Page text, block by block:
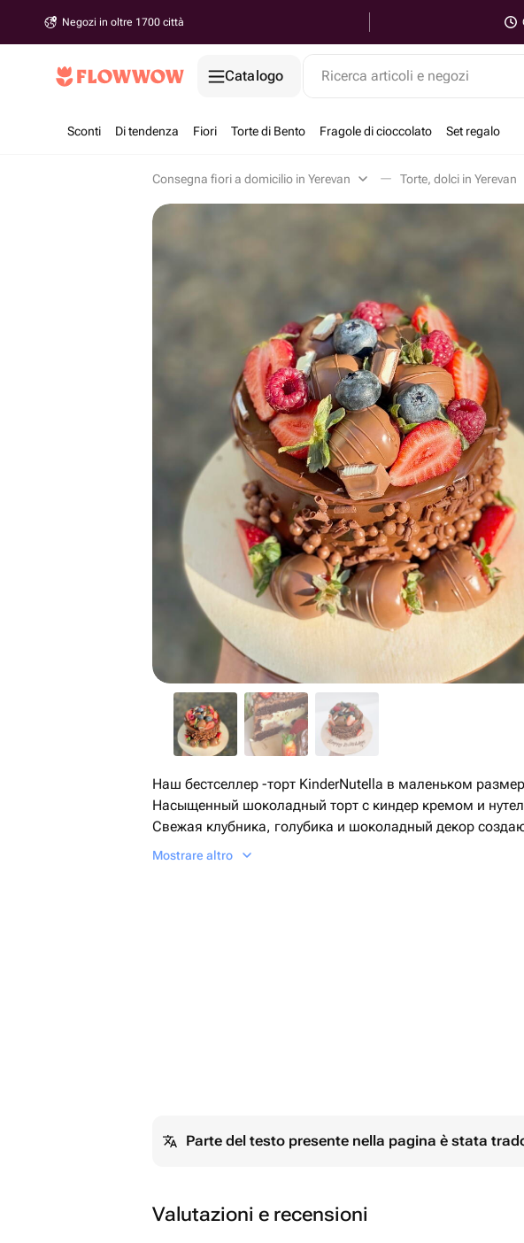
Negozi in oltre 1700 città
Catalogo Ricerca articoli e negozi
Sconti Di tendenza Fiori Torte di Bento Fragole di cioccolato Set regalo
Consegna fiori a domicilio in Yerevan Torte, dolci in Yerevan
Наш бестселлер -торт KinderNutella в маленьком
Насыщенный шоколадный торт с киндер кремом и
Свежая клубника, голубика и шоколадный декор
баланс вкуса и нежности🤤🤤
Mostrare altro
Parte del testo presente nella pagina è stata
Valutazioni e recensioni